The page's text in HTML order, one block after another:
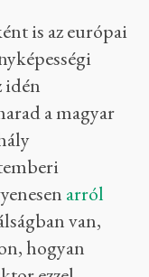
is az európai
idén
a magyar
arról
van,
hogyan